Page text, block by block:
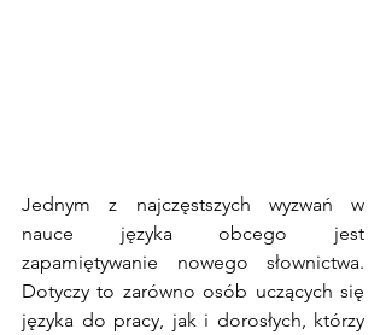
Jednym z najczęstszych wyzwań w
nauce języka obcego jest
zapamiętywanie nowego słownictwa.
Dotyczy to zarówno osób uczących się
języka do pracy, jak i dorosłych, którzy